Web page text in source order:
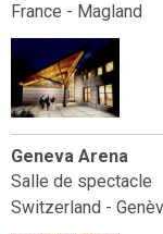
France - Magland
Geneva Arena
Salle de spectacle
Switzerland -